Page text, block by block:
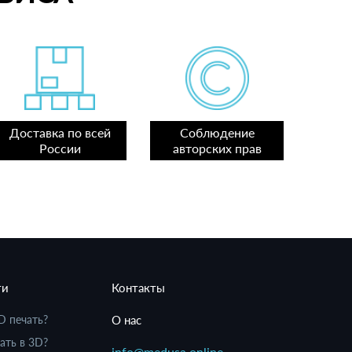
Доставка по всей
России
Соблюдение
авторских прав
печать?
в 3D?
Контакты
О нас